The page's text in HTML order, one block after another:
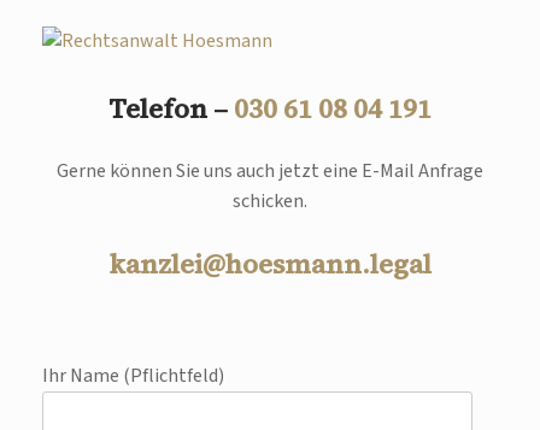
Telefon – 030 61 08 04 191
Gerne können Sie uns auch jetzt eine E-Mail Anfrage
schicken.
kanzlei@hoesmann.legal
Ihr Name (Pflichtfeld)